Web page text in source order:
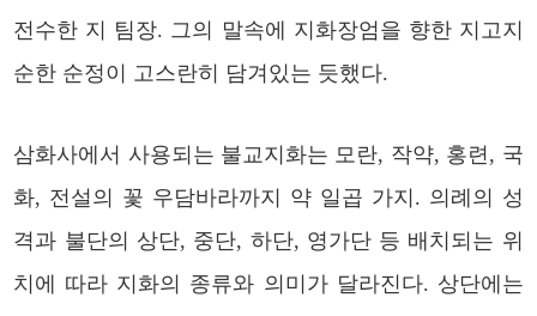
전수한 지 팀장. 그의 말속에 지화장엄을 향한 지고지
순한 순정이 고스란히 담겨있는 듯했다.
삼화사에서 사용되는 불교지화는 모란, 작약, 홍련, 국
화, 전설의 꽃 우담바라까지 약 일곱 가지. 의례의 성
격과 불단의 상단, 중단, 하단, 영가단 등 배치되는 위
치에 따라 지화의 종류와 의미가 달라진다. 상단에는